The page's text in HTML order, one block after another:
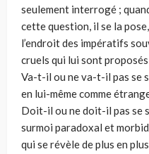
seulement interrogé ;
cette question, il se la
l’endroit des impératifs
cruels qui lui sont
Va-t-il ou ne va-t-il pas se
en lui-même comme
Doit-il ou ne doit-il pas se
surmoi paradoxal et
qui se révèle de plus en